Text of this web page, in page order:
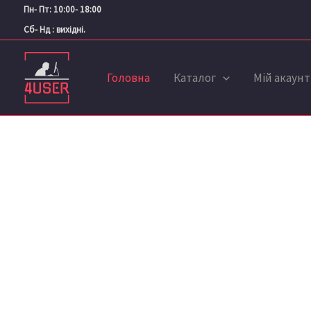
ПерейтиПн- Пт: 10:00- 18:00
Сб- Нд : вихідні.
Головна Каталог Мій акаунт